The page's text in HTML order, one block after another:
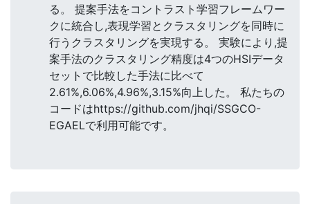
る。 提案手法をコントラスト学習フレームワー
クに統合し,表現学習とクラスタリングを同時に
行うクラスタリングを実現する。 実験により,提
案手法のクラスタリング精度は4つのHSIデータ
セットで比較した手法に比べて
2.61%,6.06%,4.96%,3.15%向上した。 私たちの
コードはhttps://github.com/jhqi/SSGCO-
EGAELで利用可能です。